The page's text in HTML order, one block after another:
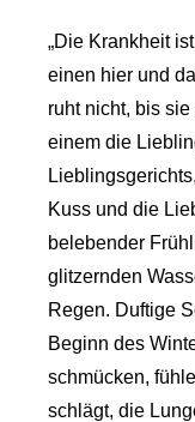
„Die Krankheit
einen hier und
ruht nicht, bis
einem die
Kuss und die
belebender
glitzernden
Regen. Duftige
Beginn des
schmücken,
schlägt, die